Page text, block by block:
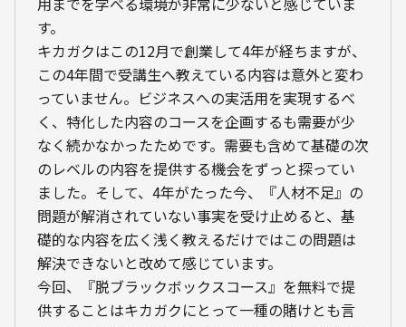
す。
キカガクはこの12月で創業して4年が経ちますが、
この4年間で受講生へ教えている内容は意外と変わ
っていません。ビジネスへの実活用を実現するべ
く、特化した内容のコースを企画するも需要が少
なく続かなかったためです。需要も含めて基礎の次
のレベルの内容を提供する機会をずっと探ってい
ました。そして、4年がたった今、『人材不足』の
問題が解消されていない事実を受け止めると、基
礎的な内容を広く浅く教えるだけではこの問題は
解決できないと改めて感じています。
今回、『脱ブラックボックスコース』を無料で提
供することはキカガクにとって一種の賭けとも言